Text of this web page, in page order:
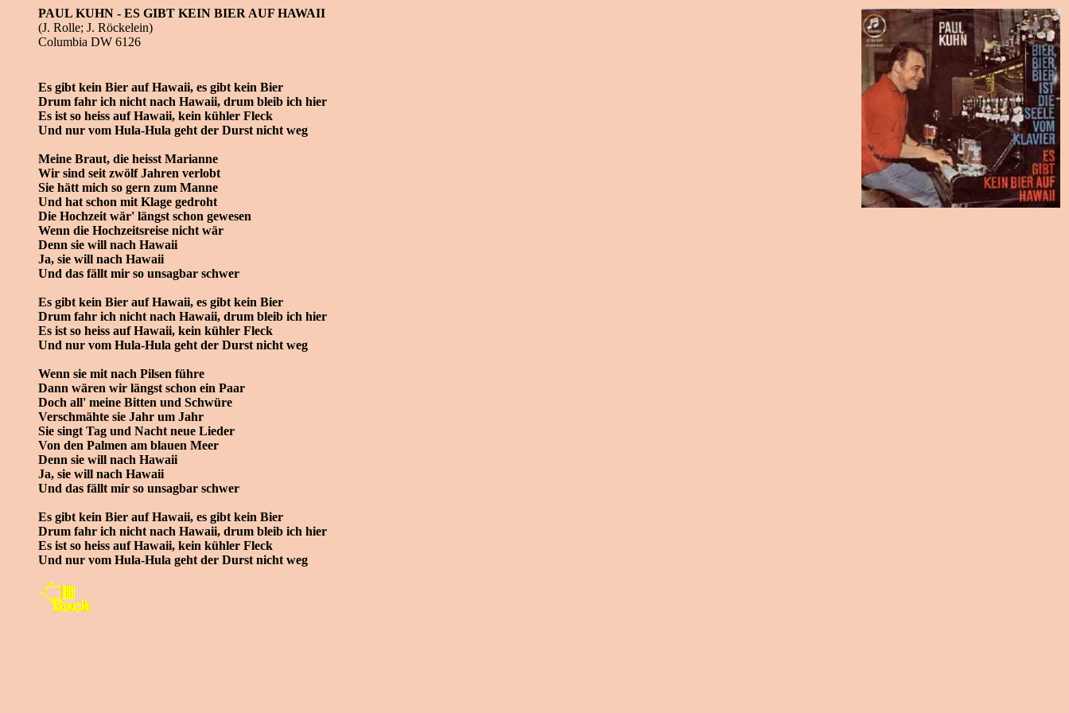
PAUL KUHN - ES GIBT KEIN BIER AUF HAWAII
(J. Rolle; J. Röckelein)
Columbia DW 6126
Es gibt kein Bier auf Hawaii, es gibt kein Bier
Drum fahr ich nicht nach Hawaii, drum bleib ich hier
Es ist so heiss auf Hawaii, kein kühler Fleck
Und nur vom Hula-Hula geht der Durst nicht weg
Meine Braut, die heisst Marianne
Wir sind seit zwölf Jahren verlobt
Sie hätt mich so gern zum Manne
Und hat schon mit Klage gedroht
Die Hochzeit wär' längst schon gewesen
Wenn die Hochzeitsreise nicht wär
Denn sie will nach Hawaii
Ja, sie will nach Hawaii
Und das fällt mir so unsagbar schwer
Es gibt kein Bier auf Hawaii, es gibt kein Bier
Drum fahr ich nicht nach Hawaii, drum bleib ich hier
Es ist so heiss auf Hawaii, kein kühler Fleck
Und nur vom Hula-Hula geht der Durst nicht weg
Wenn sie mit nach Pilsen führe
Dann wären wir längst schon ein Paar
Doch all' meine Bitten und Schwüre
Verschmähte sie Jahr um Jahr
Sie singt Tag und Nacht neue Lieder
Von den Palmen am blauen Meer
Denn sie will nach Hawaii
Ja, sie will nach Hawaii
Und das fällt mir so unsagbar schwer
Es gibt kein Bier auf Hawaii, es gibt kein Bier
Drum fahr ich nicht nach Hawaii, drum bleib ich hier
Es ist so heiss auf Hawaii, kein kühler Fleck
Und nur vom Hula-Hula geht der Durst nicht weg